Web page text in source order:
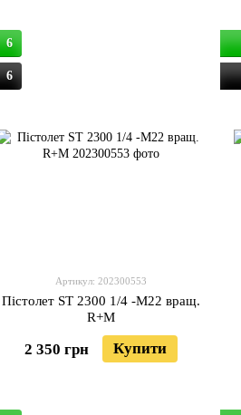
6
6
Артикул: 202300553
Пістолет ST 2300 1/4 -M22 вращ.
R+M
2 350 грн Купити